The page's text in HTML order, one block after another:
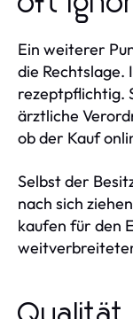
Ein weiterer
die Rechtslage.
rezeptpflichtig.
ärztliche
ob der Kauf
Selbst der
nach sich
kaufen für den